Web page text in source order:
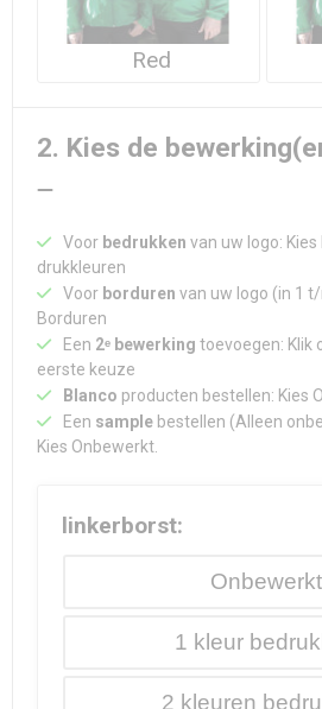
Red
2. Kies de
Voor bedrukken van uw logo: Kies
drukkleuren
Voor borduren van uw logo (in 1
Borduren
Een 2ᵉ bewerking toevoegen: Klik
eerste keuze
Blanco producten bestellen: Kies
Een samplebestellen (Alleen
Kies Onbewerkt.
linkerborst:
Onbewerkt
1
2